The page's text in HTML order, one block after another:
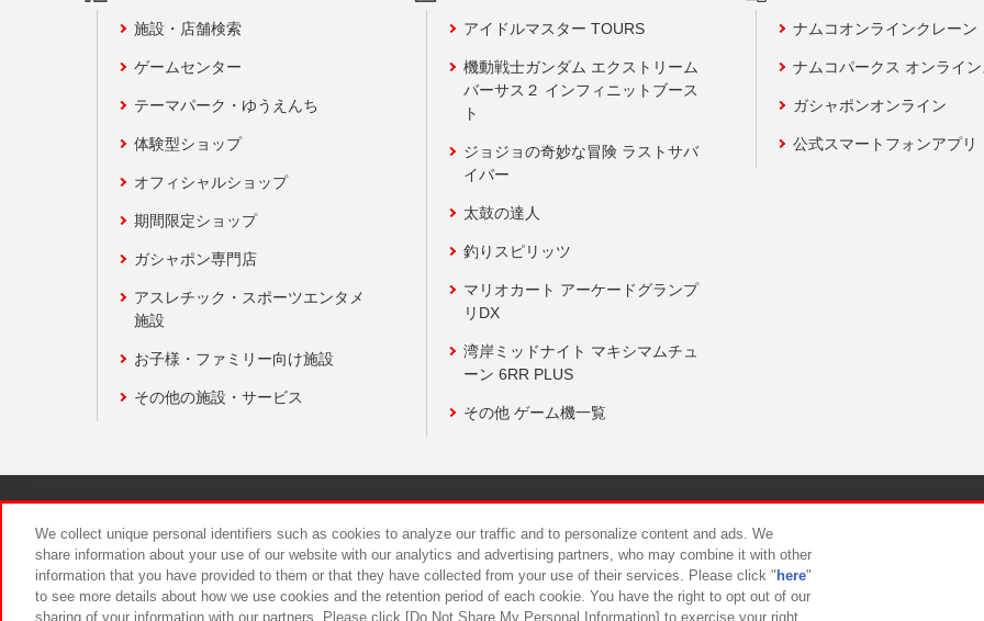
施設・店舗検索
ゲームセンター
テーマパーク・ゆうえんち
体験型ショップ
オフィシャルショップ
期間限定ショップ
ガシャポン専門店
アスレチック・スポーツエンタメ
施設
お子様・ファミリー向け施設
その他の施設・サービス
アイドルマスター TOURS
機動戦士ガンダム エクストリーム
バーサス２ インフィニットブース
ト
ジョジョの奇妙な冒険 ラストサバ
イバー
太鼓の達人
釣りスピリッツ
マリオカート アーケードグランプ
リDX
湾岸ミッドナイト マキシマムチュ
ーン 6RR PLUS
その他 ゲーム機一覧
ナムコオンラインクレーン
ナムコパークス オンライ
ガシャポンオンライン
公式スマートフォンアプリ
食品のご提供について カスタマーハラスメント対応方針
We collect unique personal identifiers such as cookies to analyze our traffic and to personalize content and ads. We
share information about your use of our website with our analytics and advertising partners, who may combine it with other
information that you have provided to them or that they have collected from your use of their services. Please click " here"
to see more details about how we use cookies and the retention period of each cookie. You have the right to opt out of our
sharing of your information with our partners. Please click [Do Not Share My Personal Information] to exercise your right.